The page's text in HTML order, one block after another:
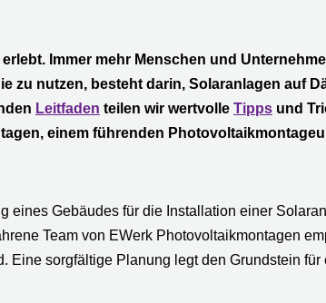
Immer mehr Menschen und
zu nutzen, besteht darin, Solaranlagen auf
Leitfaden teilen wir wertvolle Tipps und
einem führenden
Gebäudes für die Installation einer
Team von EWerk Photovoltaikmontagen
sorgfältige Planung legt den Grundstein